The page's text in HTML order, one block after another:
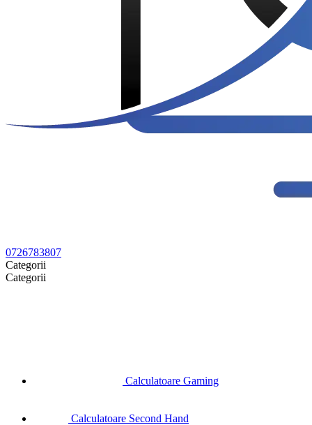
0726783807
Categorii
Categorii
Calculatoare Gaming
Calculatoare Second Hand